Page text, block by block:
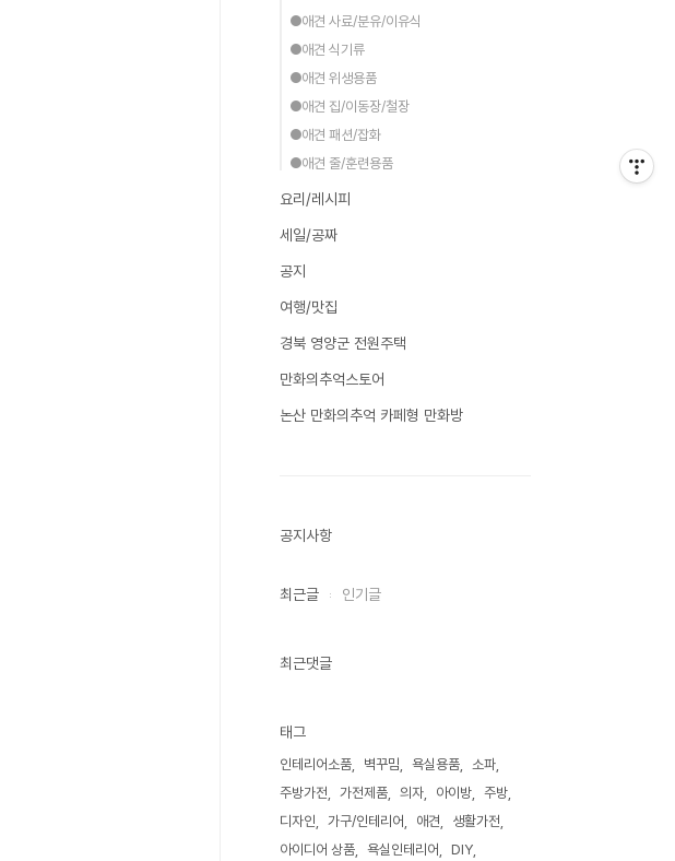
●애견 사료/분유/이유식
●애견 식기류
●애견 위생용품
●애견 집/이동장/철장
●애견 패션/잡화
●애견 줄/훈련용품
요리/레시피
세일/공짜
공지
여행/맛집
경북 영양군 전원주택
만화의추억스토어
논산 만화의추억 카페형 만화방
공지사항
최근글 인기글
최근댓글
태그
인테리어소품 벽꾸밈 욕실용품
소파
주방가전
가전제품 의자 아이방
주방
디자인
가구/인테리어 애견
생활가전
아이디어 상품
욕실인테리어
DIY